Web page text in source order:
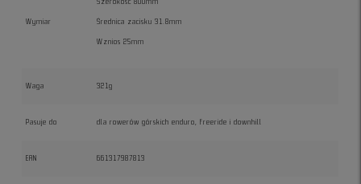
Wymiar
Szerokość 800mm
Średnica zacisku 31.8mm
Wznios 25mm
Waga 321g
Pasuje do dla rowerów górskich enduro, freeride i downhill
EAN 661317987813